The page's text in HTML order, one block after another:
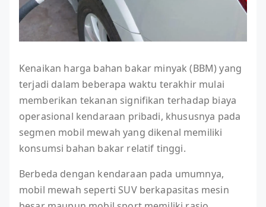
Kenaikan harga bahan bakar minyak (BBM) yang
terjadi dalam beberapa waktu terakhir mulai
memberikan tekanan signifikan terhadap biaya
operasional kendaraan pribadi, khususnya pada
segmen mobil mewah yang dikenal memiliki
konsumsi bahan bakar relatif tinggi.
Berbeda dengan kendaraan pada umumnya,
mobil mewah seperti SUV berkapasitas mesin